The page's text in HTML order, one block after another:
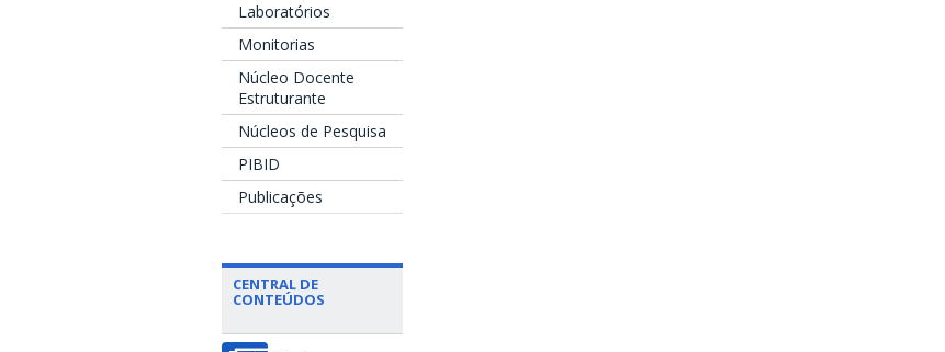
Laboratórios
Monitorias
Núcleo Docente
Estruturante
Núcleos de Pesquisa
PIBID
Publicações
CENTRAL DE
CONTEÚDOS